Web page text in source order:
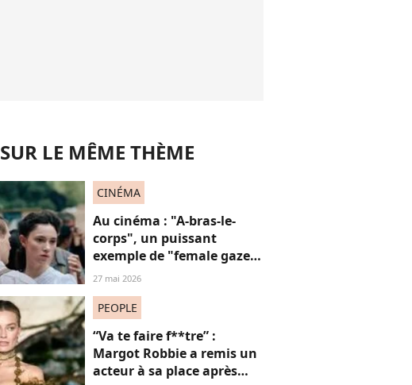
SUR LE MÊME THÈME
CINÉMA
Au cinéma : "A-bras-le-
corps", un puissant
exemple de "female gaze"
à voir à tout prix
27 mai 2026
PEOPLE
“Va te faire f**tre” :
Margot Robbie a remis un
acteur à sa place après